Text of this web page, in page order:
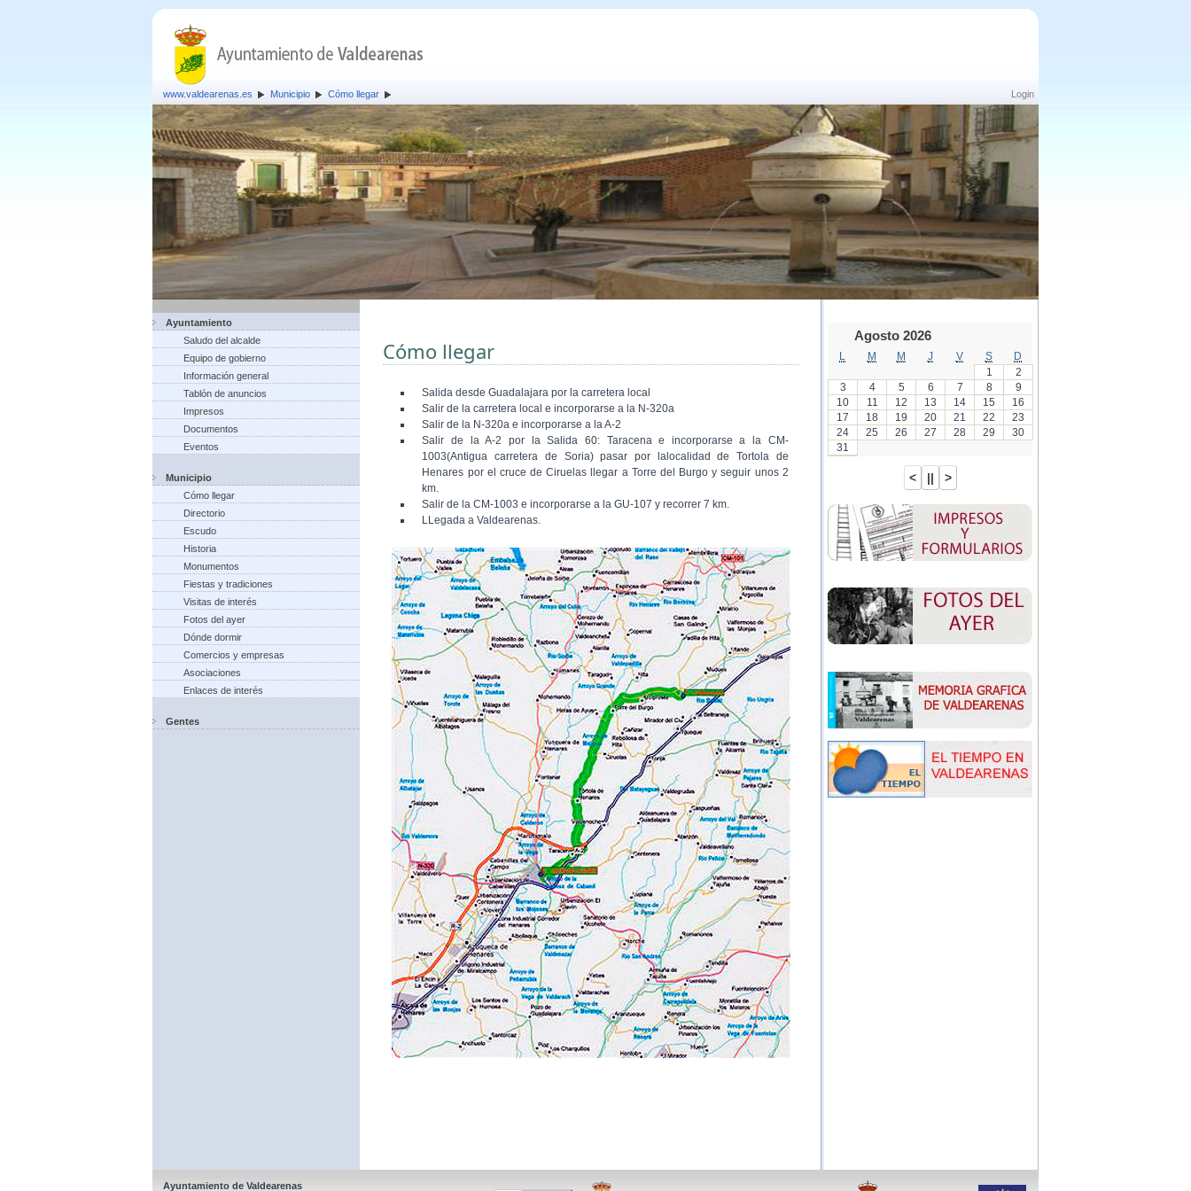
Login
www.valdearenas.es Municipio Cómo llegar
Ayuntamiento
Saludo del alcalde
Equipo de gobierno
Información general
Tablón de anuncios
Impresos
Documentos
Eventos
Municipio
Cómo llegar
Directorio
Escudo
Historia
Monumentos
Fiestas y tradiciones
Visitas de interés
Fotos del ayer
Dónde dormir
Comercios y empresas
Asociaciones
Enlaces de interés
Gentes
Cómo llegar
Salida desde Guadalajara por la carretera local
Salir de la carretera local e incorporarse a la N-320a
Salir de la N-320a e incorporarse a la A-2
Salir de la A-2 por la Salida 60: Taracena e incorporarse a la CM-
1003(Antigua carretera de Soria) pasar por lalocalidad de Tortola de
Henares por el cruce de Ciruelas llegar a Torre del Burgo y seguir unos 2
km.
Salir de la CM-1003 e incorporarse a la GU-107 y recorrer 7 km.
LLegada a Valdearenas.
Agosto 2026
M M J V S
D
1
2
3
4 5 6 7 8
9
10
11 12 13 14 15
16
17
18 19 20 21 22
23
24
25 26 27 28 29
30
31
Ayuntamiento de Valdearenas